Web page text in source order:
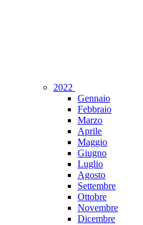
2022
Gennaio
Febbraio
Marzo
Aprile
Maggio
Giugno
Luglio
Agosto
Settembre
Ottobre
Novembre
Dicembre